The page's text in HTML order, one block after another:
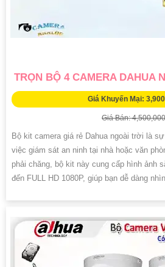
TRỌN BỘ 4 CAMERA DAHUA
Giá Khuyến Mại:
Giá Bán:
Bộ kit camera giá rẻ Dahua ngoài trời là
việc giám sát an ninh tại nhà hoặc văn
phải chăng, bộ kit này cung cấp hình ảnh
đến FULL HD 1080P, giúp bạn dễ dàng